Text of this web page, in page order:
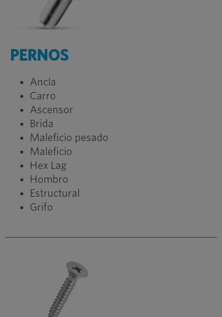
PERNOS
Ancla
Carro
Ascensor
Brida
Maleficio pesado
Maleficio
Hex Lag
Hombro
Estructural
Grifo